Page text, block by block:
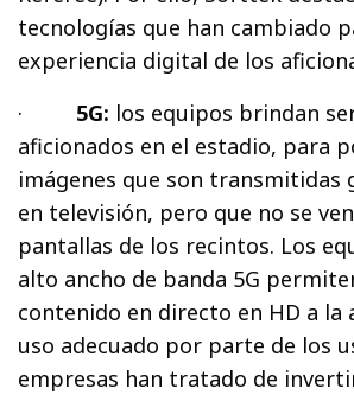
tecnologías que han cambiado
experiencia digital de los
· 5G: los equipos brindan
aficionados en el estadio, para
imágenes que son transmitidas
en televisión, pero que no se
pantallas de los recintos. Los
alto ancho de banda 5G
contenido en directo en HD a la
uso adecuado por parte de los
empresas han tratado de